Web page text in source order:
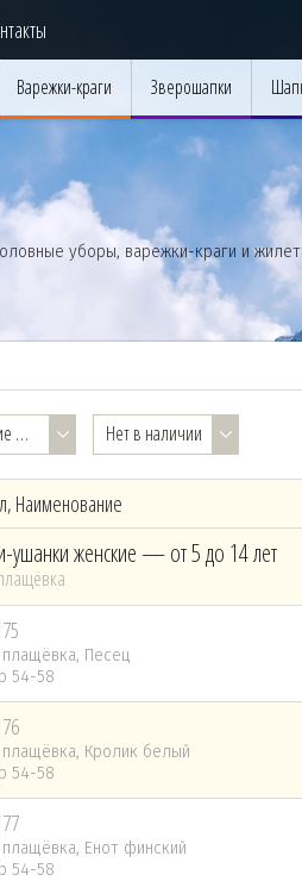
уборы, варежки-краги и
Варежки-краги Зверошапки
Шапки-ушанки женские — от 5 до 14 лет Нет в наличии
Наименование
ушанки женские — от 5 до 14 лет
Песец
54-58
Кролик белый
54-58
Енот финский
54-58